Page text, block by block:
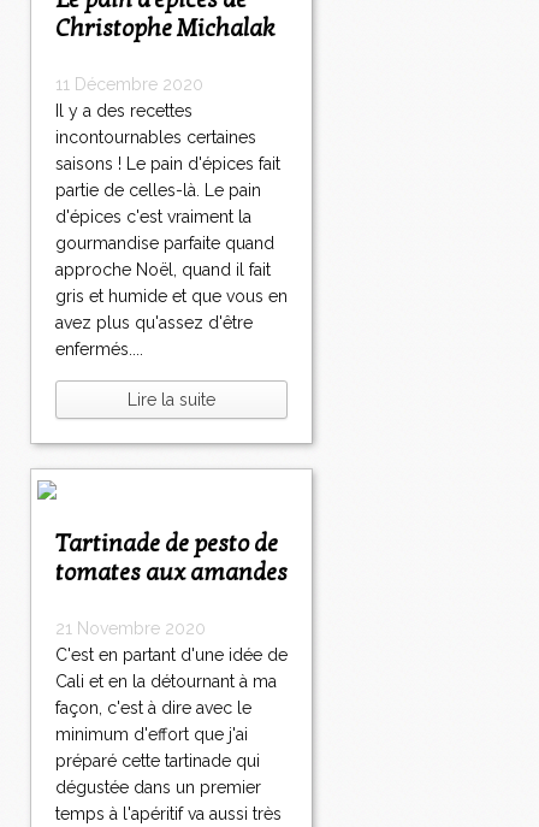
Christophe Michalak
11 Décembre 2020
Il y a des recettes
incontournables certaines
saisons ! Le pain d'épices fait
partie de celles-là. Le pain
d'épices c'est vraiment la
gourmandise parfaite quand
approche Noël, quand il fait
gris et humide et que vous en
avez plus qu'assez d'être
enfermés....
Lire la suite
Tartinade de pesto de
tomates aux amandes
21 Novembre 2020
C'est en partant d'une idée de
Cali et en la détournant à ma
façon, c'est à dire avec le
minimum d'effort que j'ai
préparé cette tartinade qui
dégustée dans un premier
temps à l'apéritif va aussi très